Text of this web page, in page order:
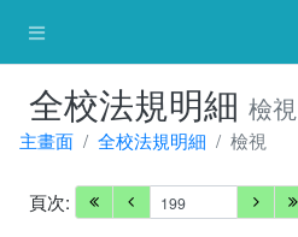
全校法規明細 檢視
主畫面 全校法規明細 檢視
頁次: